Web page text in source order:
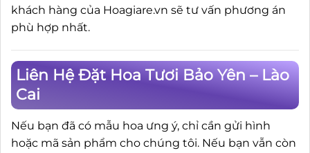
khách hàng của Hoagiare.vn sẽ tư vấn phương án
phù hợp nhất.
Liên Hệ Đặt Hoa Tươi Bảo Yên – Lào
Cai
Nếu bạn đã có mẫu hoa ưng ý, chỉ cần gửi hình
hoặc mã sản phẩm cho chúng tôi. Nếu bạn vẫn còn